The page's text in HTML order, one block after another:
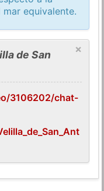
equivalente.
×
de San
3106202/chat-